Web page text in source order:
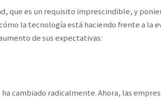
que es un requisito imprescindible, y
la tecnología está haciendo frente a la
de sus expectativas:
cambiado radicalmente. Ahora, las